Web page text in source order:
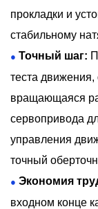
прокладки и
стабильному
● Точный шаг:
теста
вращающаяся
сервопривода
управления
точный
● Экономия
входном конце